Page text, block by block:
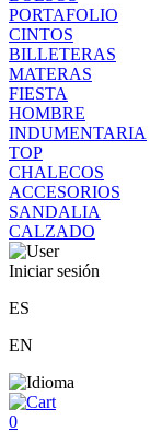
PORTAFOLIO
CINTOS
BILLETERAS
MATERAS
FIESTA
HOMBRE
INDUMENTARIA
TOP
CHALECOS
ACCESORIOS
SANDALIA
CALZADO
Iniciar sesión
ES
EN
0